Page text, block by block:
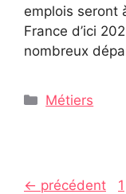
emplois seront
France d’ici
nombreux
Catégories
Métiers
← précédent 1